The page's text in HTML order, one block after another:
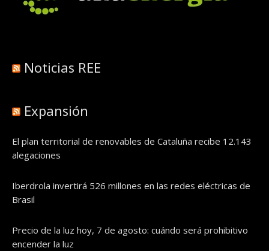
Noticias REE
Expansión
El plan territorial de renovables de Cataluña recibe 12.143
alegaciones
Iberdrola invertirá 526 millones en las redes eléctricas de
Brasil
Precio de la luz hoy, 7 de agosto: cuándo será prohibitivo
encender la luz